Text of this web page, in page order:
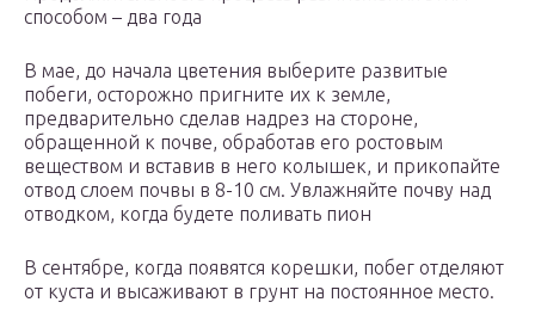
способом – два года
В мае, до начала цветения выберите развитые
побеги, осторожно пригните их к земле,
предварительно сделав надрез на стороне,
обращенной к почве, обработав его ростовым
веществом и вставив в него колышек, и прикопайте
отвод слоем почвы в 8-10 см. Увлажняйте почву над
отводком, когда будете поливать пион
В сентябре, когда появятся корешки, побег отделяют
от куста и высаживают в грунт на постоянное место.